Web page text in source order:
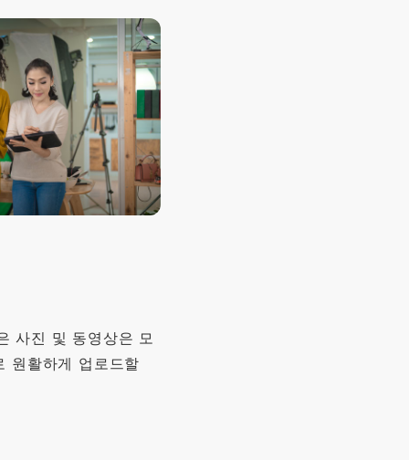
사진 및 동영상은 모
원활하게 업로드할